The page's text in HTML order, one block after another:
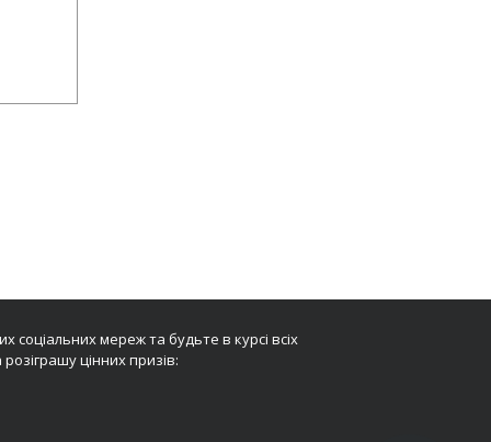
соціальних мереж та будьте в курсі всіх
цінних призів: